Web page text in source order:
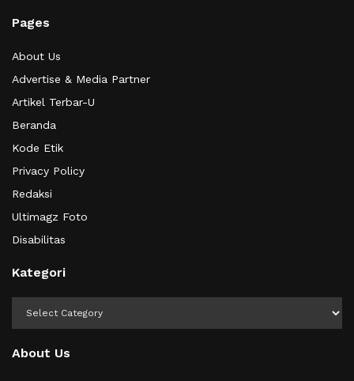
Pages
About Us
Advertise & Media Partner
Artikel Terbar-U
Beranda
Kode Etik
Privacy Policy
Redaksi
Ultimagz Foto
Disabilitas
Kategori
About Us